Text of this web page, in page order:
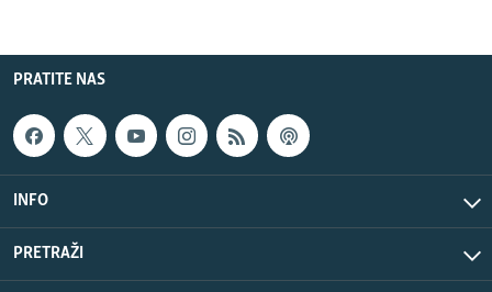
PRATITE NAS
INFO
PRETRAŽI